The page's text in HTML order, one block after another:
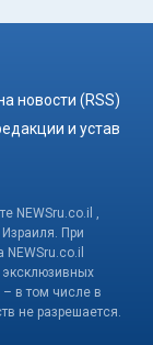
новости (RSS)
и устав
NEWSru.co.il ,
При
эксклюзивных
– в том числе в
не разрешается.